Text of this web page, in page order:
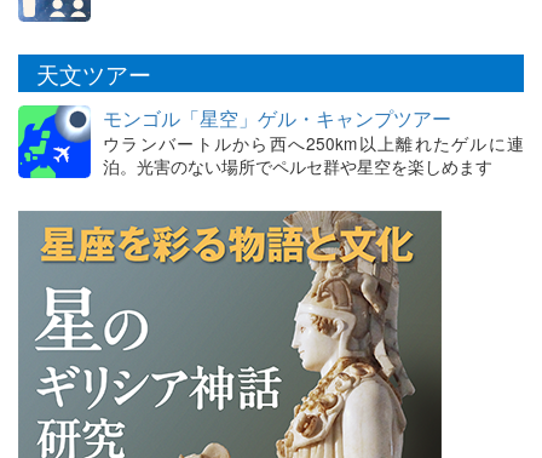
天文ツアー
モンゴル「星空」ゲル・キャンプツアー
ウランバートルから西へ250km以上離れたゲルに連
泊。光害のない場所でペルセ群や星空を楽しめます